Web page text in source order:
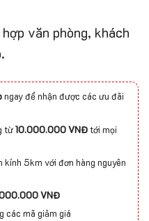
hợp văn phòng, khách
ngay để nhận được các ưu đãi
từ10.000.000 VNĐtới mọi
kính 5km với đơn hàng nguyên
VNĐ
các mã giảm giá